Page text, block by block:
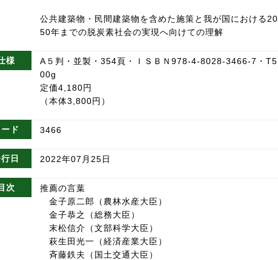
公共建築物・民間建築物を含めた施策と我が国における20
50年までの脱炭素社会の実現へ向けての理解
様
A５判・並製・354頁・ＩＳＢＮ978-4-8028-3466-7・T5
00g
定価4,180円
（本体3,800円）
ード 3466
日 2022年07月25日
次
推薦の言葉
金子原二郎（農林水産大臣）
金子恭之（総務大臣）
末松信介（文部科学大臣）
萩生田光一（経済産業大臣）
斉藤鉄夫（国土交通大臣）